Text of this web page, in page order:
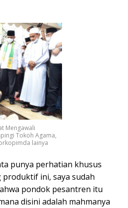
Mengawali
Tokoh Agama,
lainya
punya perhatian khusus
ini, saya sudah
pondok pesantren itu
disini adalah mahmanya